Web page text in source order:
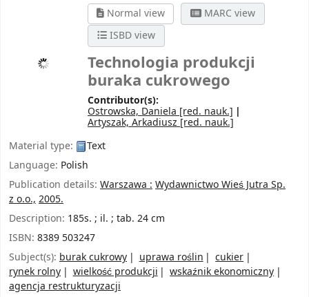
Normal view
MARC view
ISBD view
Technologia produkcji
buraka cukrowego
Contributor(s):
Ostrowska, Daniela [red. nauk.]
Artyszak, Arkadiusz [red. nauk.]
Material type:
Text
Language: Polish
Publication details: Warszawa : Wydawnictwo Wieś Jutra Sp.
z o.o., 2005.
Description: 185s. ; il. ; tab. 24 cm
ISBN: 8389 503247
Subject(s): burak cukrowy uprawa roślin
cukier
rynek rolny
wielkość produkcji
wskaźnik ekonomiczny
agencja restrukturyzacji